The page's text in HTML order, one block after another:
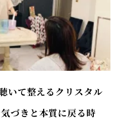
いて整えるクリスタル
づきと本質に戻る時